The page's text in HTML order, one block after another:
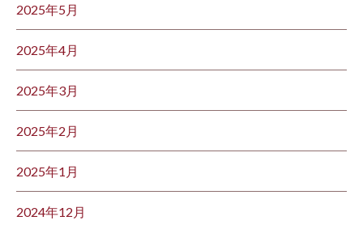
2025年5月
2025年4月
2025年3月
2025年2月
2025年1月
2024年12月